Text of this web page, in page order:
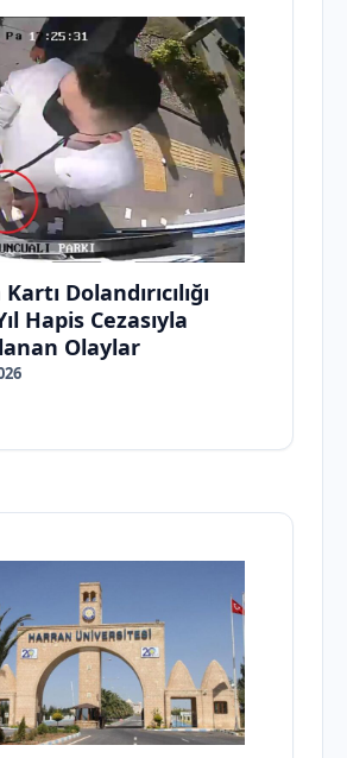
Dolandırıcılığı
Hapis Cezasıyla
Olaylar